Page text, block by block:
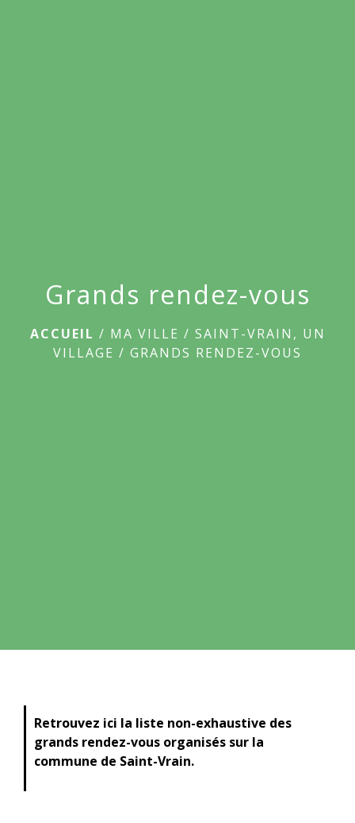
Grands rendez-vous
ACCUEIL / MA VILLE / SAINT-VRAIN, UN
VILLAGE / GRANDS RENDEZ-VOUS
Retrouvez ici la liste non-exhaustive des
grands rendez-vous organisés sur la
commune de Saint-Vrain.